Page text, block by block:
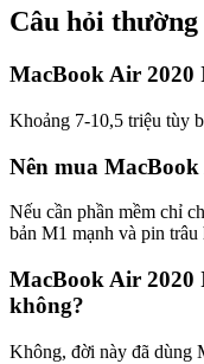
Câu hỏi thường
MacBook Air 2020
Khoảng 7-10,5 triệu tùy
Nên mua
Nếu cần phần mềm chỉ
bản M1 mạnh và pin
MacBook Air 2020
không?
Không, đời này đã dùng